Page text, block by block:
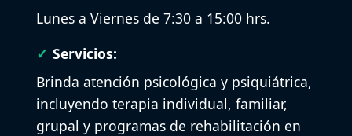
Lunes a Viernes de 7:30 a 15:00 hrs.
Servicios:
Brinda atención psicológica y psiquiátrica,
incluyendo terapia individual, familiar,
grupal y programas de rehabilitación en